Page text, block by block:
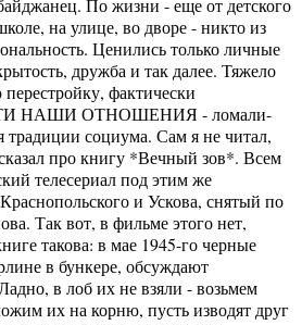
По жизни - еще от детского
на улице, во дворе - никто из
Ценились только личные
дружба и так далее. Тяжело
фактически
НАШИ ОТНОШЕНИЯ - ломали-
социума. Сам я не читал,
про книгу *Вечный зов*. Всем
телесериал под этим же
и Ускова, снятый по
Так вот, в фильме этого нет,
такова: в мае 1945-го черные
в бункере, обсуждают
в лоб их не взяли - возьмем
их на корню, пусть изводят друг